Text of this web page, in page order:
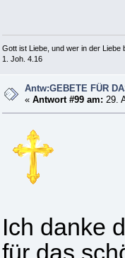
Gott ist Liebe, und wer in der Liebe
1. Joh. 4.16
Antw:GEBETE FÜR
«Antwort #99 am: 29.
Ich danke
für das